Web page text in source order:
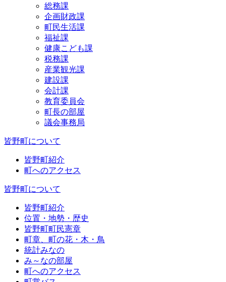
総務課
企画財政課
町民生活課
福祉課
健康こども課
税務課
産業観光課
建設課
会計課
教育委員会
町長の部屋
議会事務局
皆野町について
皆野町紹介
町へのアクセス
皆野町について
皆野町紹介
位置・地勢・歴史
皆野町町民憲章
町章、町の花・木・鳥
統計みなの
み～なの部屋
町へのアクセス